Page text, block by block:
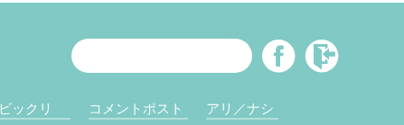
ビックリ コメントポスト アリ／ナシ